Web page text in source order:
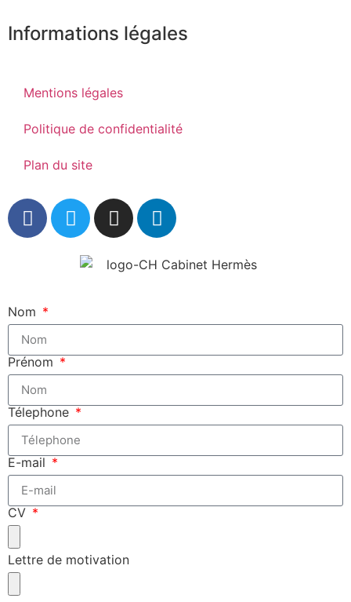
Informations légales
Mentions légales
Politique de confidentialité
Plan du site
Nom
Prénom
Télephone
E-mail
CV
Lettre de motivation